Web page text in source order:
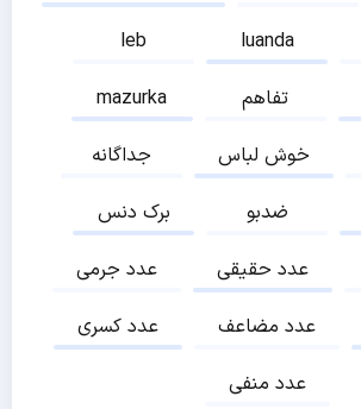
leb
luanda
mazurka
تفاهم
جداگانه
خوش لباس
برک دنس
ضدبو
عدد جرمی
عدد حقیقی
عدد کسری
عدد مضاعف
عدد منفی